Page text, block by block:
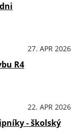
27. APR 2026
R4
22. APR 2026
- školský